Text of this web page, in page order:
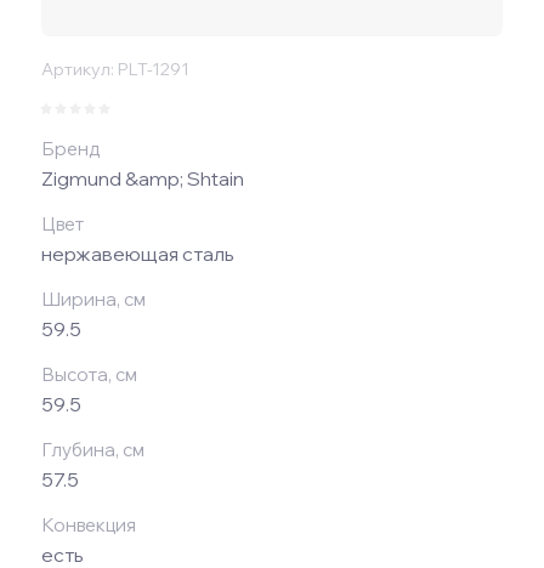
Артикул: PLT-1291
Бренд
Zigmund &amp; Shtain
Цвет
нержавеющая сталь
Ширина, см
59.5
Высота, см
59.5
Глубина, см
57.5
Конвекция
есть